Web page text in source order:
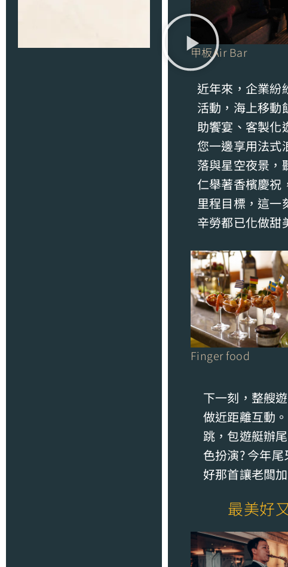
甲板Air Bar
近年來，企業紛
活動，海上移動
助饗宴、客製化
您一邊享用法式
落與星空夜景，
仁舉著香檳慶祝
里程目標，這一
辛勞都已化做甜
Finger food
下一刻，整艘
做近距離互動
跳，包遊艇辦
色扮演? 今年
好那首讓老闆
最美好